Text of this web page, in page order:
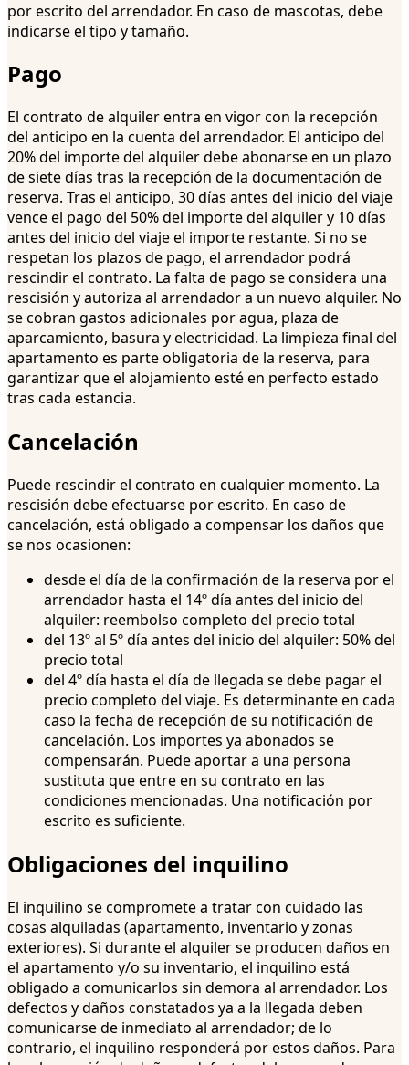
por escrito del arrendador. En caso de mascotas, debe
indicarse el tipo y tamaño.
Pago
El contrato de alquiler entra en vigor con la recepción
del anticipo en la cuenta del arrendador. El anticipo del
20% del importe del alquiler debe abonarse en un plazo
de siete días tras la recepción de la documentación de
reserva. Tras el anticipo, 30 días antes del inicio del viaje
vence el pago del 50% del importe del alquiler y 10 días
antes del inicio del viaje el importe restante. Si no se
respetan los plazos de pago, el arrendador podrá
rescindir el contrato. La falta de pago se considera una
rescisión y autoriza al arrendador a un nuevo alquiler. No
se cobran gastos adicionales por agua, plaza de
aparcamiento, basura y electricidad. La limpieza final del
apartamento es parte obligatoria de la reserva, para
garantizar que el alojamiento esté en perfecto estado
tras cada estancia.
Cancelación
Puede rescindir el contrato en cualquier momento. La
rescisión debe efectuarse por escrito. En caso de
cancelación, está obligado a compensar los daños que
se nos ocasionen:
desde el día de la confirmación de la reserva por el
arrendador hasta el 14º día antes del inicio del
alquiler: reembolso completo del precio total
del 13º al 5º día antes del inicio del alquiler: 50% del
precio total
del 4º día hasta el día de llegada se debe pagar el
precio completo del viaje. Es determinante en cada
caso la fecha de recepción de su notificación de
cancelación. Los importes ya abonados se
compensarán. Puede aportar a una persona
sustituta que entre en su contrato en las
condiciones mencionadas. Una notificación por
escrito es suficiente.
Obligaciones del inquilino
El inquilino se compromete a tratar con cuidado las
cosas alquiladas (apartamento, inventario y zonas
exteriores). Si durante el alquiler se producen daños en
el apartamento y/o su inventario, el inquilino está
obligado a comunicarlos sin demora al arrendador. Los
defectos y daños constatados ya a la llegada deben
comunicarse de inmediato al arrendador; de lo
contrario, el inquilino responderá por estos daños. Para